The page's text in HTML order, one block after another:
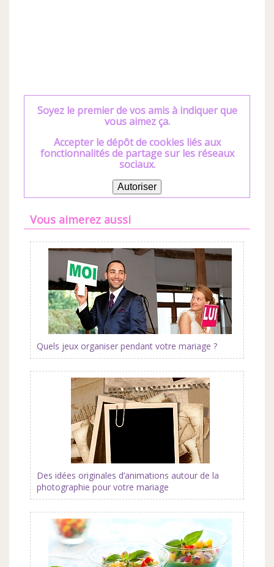
Soyez le premier de vos amis à indiquer que
vous aimez ça.
Accepter le dépôt de cookies liés aux
fonctionnalités de partage sur les réseaux
sociaux.
Autoriser
Vous aimerez aussi
Quels jeux organiser pendant votre mariage ?
Des idées originales d’animations autour de la
photographie pour votre mariage